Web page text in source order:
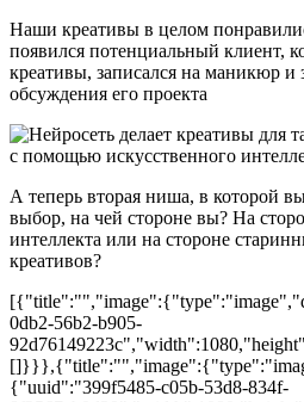
Наши креативы в целом
появился потенциальный клиент,
креативы, записался на маникюр и
обсуждения его проекта
А теперь вторая ниша, в которой
выбор, на чей стороне вы? На
интеллекта или на стороне
креативов?
0db2-56b2-b905-
{"uuid":"399f5485-c05b-53d8-834f-